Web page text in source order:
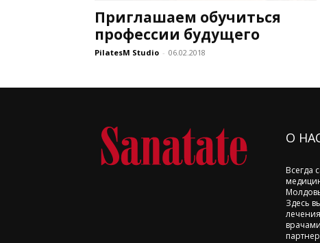
Приглашаем обучиться
профессии будущего
PilatesM Studio - 06.02.2018
О
Всегда
Здесь